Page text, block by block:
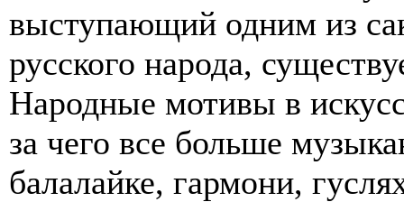
выступающий одним из
русского народа,
Народные мотивы в
за чего все больше
балалайке, гармони,